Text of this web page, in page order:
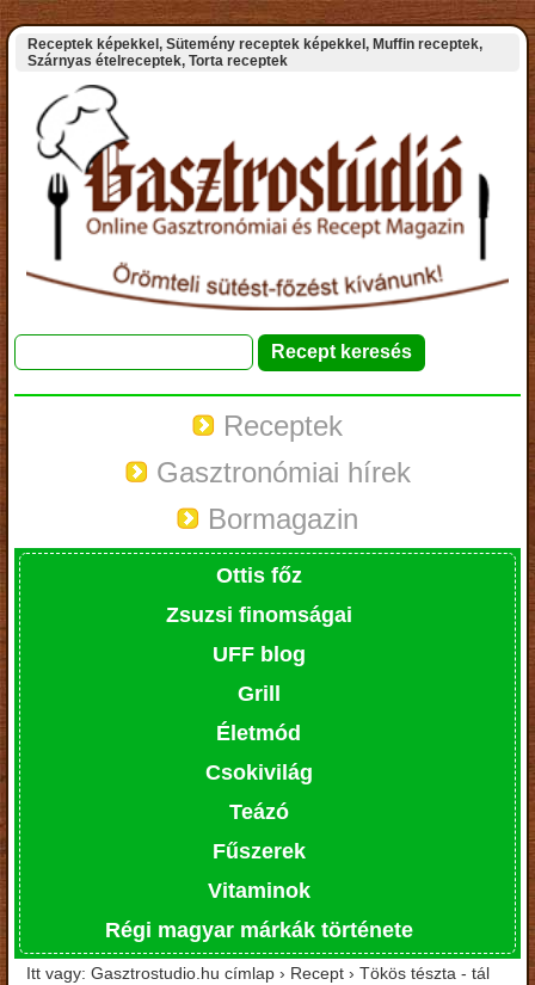
Receptek képekkel, Sütemény receptek képekkel, Muffin receptek,
Szárnyas ételreceptek, Torta receptek
Receptek
Gasztronómiai hírek
Bormagazin
Ottis főz
Zsuzsi finomságai
UFF blog
Grill
Életmód
Csokivilág
Teázó
Fűszerek
Vitaminok
Régi magyar márkák története
Itt vagy: Gasztrostudio.hu címlap › Recept › Tökös tészta - tál